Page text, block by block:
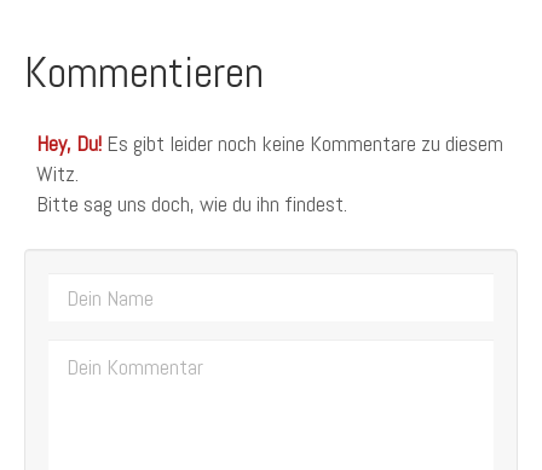
Kommentieren
Hey, Du! Es gibt leider noch keine Kommentare zu diesem
Witz.
Bitte sag uns doch, wie du ihn findest.